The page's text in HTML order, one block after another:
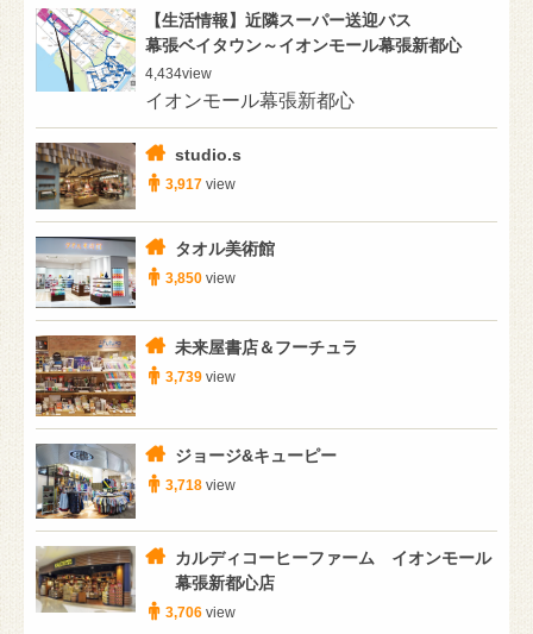
【生活情報】近隣スーパー送迎バス
幕張ベイタウン～イオンモール幕張新都心
4,434view
イオンモール幕張新都心
studio.s
3,917 view
タオル美術館
3,850 view
未来屋書店＆フーチュラ
3,739 view
ジョージ&キューピー
3,718 view
カルディコーヒーファーム イオンモール
幕張新都心店
3,706 view